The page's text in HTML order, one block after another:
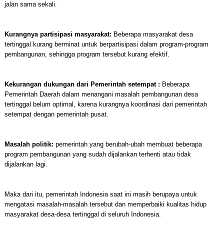
jalan sama sekali.
Kurangnya partisipasi masyarakat: Beberapa masyarakat desa
tertinggal kurang berminat untuk berpartisipasi dalam program-program
pembangunan, sehingga program tersebut kurang efektif.
Kekurangan dukungan dari Pemerintah setempat : Beberapa
Pemerintah Daerah dalam menangani masalah pembangunan desa
tertinggal belum optimal, karena kurangnya koordinasi dari pemerintah
setempat dengan pemerintah pusat.
Masalah politik: pemerintah yang berubah-ubah membuat beberapa
program pembangunan yang sudah dijalankan terhenti atau tidak
dijalankan lagi.
Maka dari itu, pemerintah Indonesia saat ini masih berupaya untuk
mengatasi masalah-masalah tersebut dan memperbaiki kualitas hidup
masyarakat desa-desa tertinggal di seluruh Indonesia.